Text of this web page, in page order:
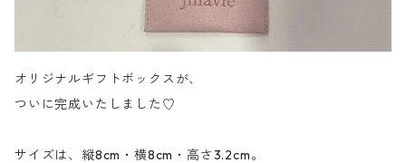
オリジナルギフトボックスが、
ついに完成いたしました♡
サイズは、縦8cm・横8cm・高さ3.2cm。